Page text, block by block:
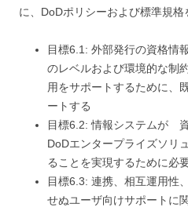
に、DoDポリシーおよび標準規格
目標6.1: 外部発行の資格情
のレベルおよび環境的な制
用をサポートするために、
ートする
目標6.2: 情報システムが
DoDエンタープライズソリ
ることを実現するために必
目標6.3: 連携、相互運用性
せぬユーザ向けサポートに